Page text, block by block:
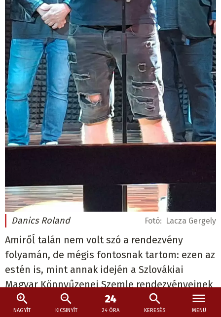
NAGYÍT KICSINYÍT 24 ÓRA KERESÉS MENÜ
Danics Roland Fotó: Lacza Gergely
Amirőĺ talán nem volt szó a rendezvény
folyamán, de mégis fontosnak tartom: ezen az
estén is, mint annak idején a Szlovákiai
Magyar Könnyűzenei Szemle rendezvényeinek
zömén, a fellépő előadók saját szerzeményei
hangzottak el. Ezért tartom különösen